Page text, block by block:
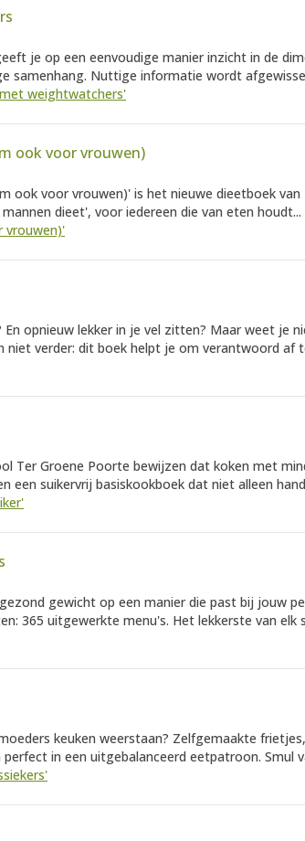
je op een eenvoudige manier inzicht in de
samenhang. Nuttige informatie wordt
weightwatchers'
ook voor vrouwen)
ook voor vrouwen)' is het nieuwe dieetboek van
dieet', voor iedereen die van eten houdt...
vrouwen)'
opnieuw lekker in je vel zitten? Maar weet je
niet verder: dit boek helpt je om verantwoord af
Ter Groene Poorte bewijzen dat koken met
een suikervrij basiskookboek dat niet alleen
gewicht op een manier die past bij jouw
365 uitgewerkte menu's. Het lekkerste van elk
keuken weerstaan? Zelfgemaakte
in een uitgebalanceerd eetpatroon. Smul